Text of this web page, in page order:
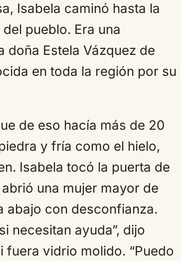
Isabela caminó hasta la
pueblo. Era una
doña Estela Vázquez de
en toda la región por su
de eso hacía más de 20
y fría como el hielo,
Isabela tocó la puerta de
una mujer mayor de
abajo con desconfianza.
necesitan ayuda”, dijo
vidrio molido. “Puedo